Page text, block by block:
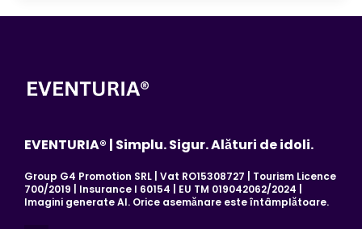
EVENTURIA® | Simplu. Sigur. Alături de idoli.
Group G4 Promotion SRL | Vat RO15308727 | Tourism Licence
700/2019 | Insurance I 60154 | EU TM 019042062/2024 |
Imagini generate AI. Orice asemănare este întâmplătoare.